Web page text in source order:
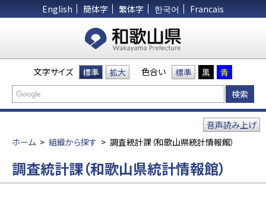
English 簡体字 繁体字 한국어 Francais
文字サイズ 標準 拡大 色合い 標準 黒 青
ホーム > 組織から探す > 調査統計課（和歌山県統計情報館）
音声読み上げ
調査統計課（和歌山県統計情報館）